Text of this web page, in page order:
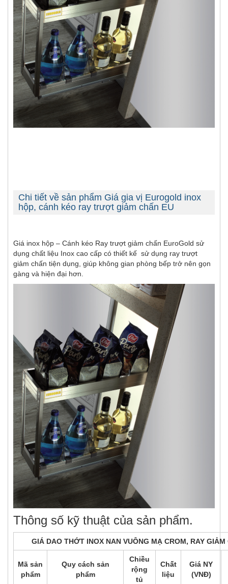
Chi tiết về sản phẩm Giá gia vị Eurogold inox
hộp, cánh kéo ray trượt giảm chấn EU
Giá inox hộp – Cánh kéo Ray trượt giảm chấn EuroGold sử
dụng chất liệu Inox cao cấp có thiết kế sử dụng ray trượt
giảm chấn tiện dụng, giúp không gian phòng bếp trở nên gọn
gàng và hiện đại hơn.
Thông số kỹ thuật của sản phẩm.
GIÁ DAO THỚT INOX NAN VUÔNG MẠ CROM, RAY GIẢM
Mã sản
phẩm
Quy cách sản
phẩm
Chiều
rộng
tủ
Chất
liệu
Giá NY
(VNĐ)